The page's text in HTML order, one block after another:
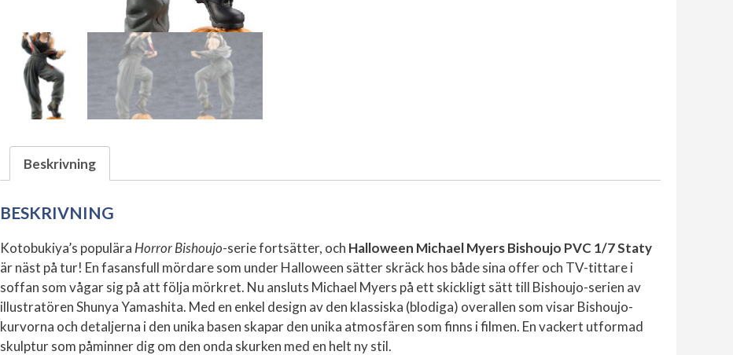
Beskrivning
BESKRIVNING
Kotobukiya’s populära Horror Bishoujo-serie fortsätter, och Halloween Michael Myers Bishoujo PVC 1/7 Staty
är näst på tur! En fasansfull mördare som under Halloween sätter skräck hos både sina offer och TV-tittare i
soffan som vågar sig på att följa mörkret. Nu ansluts Michael Myers på ett skickligt sätt till Bishoujo-serien av
illustratören Shunya Yamashita. Med en enkel design av den klassiska (blodiga) overallen som visar Bishoujo-
kurvorna och detaljerna i den unika basen skapar den unika atmosfären som finns i filmen. En vackert utformad
skulptur som påminner dig om den onda skurken med en helt ny stil.